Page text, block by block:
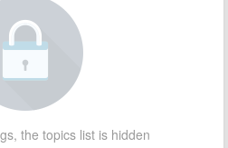
the topics list is hidden